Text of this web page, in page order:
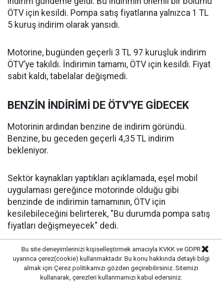
ÖTV için kesildi. Pompa satış fiyatlarına yalnızca 1 TL
5 kuruş indirim olarak yansıdı.
Motorine, bugünden geçerli 3 TL 97 kuruşluk indirim
ÖTV’ye takıldı. İndirimin tamamı, ÖTV için kesildi. Fiyat
sabit kaldı, tabelalar değişmedi.
BENZİN İNDİRİMİ DE ÖTV'YE GİDECEK
Motorinin ardından benzine de indirim göründü.
Benzine, bu geceden geçerli 4,35 TL indirim
bekleniyor.
Sektör kaynakları yaptıkları açıklamada, eşel mobil
uygulaması gereğince motorinde olduğu gibi
benzinde de indirimin tamamının, ÖTV için
kesilebileceğini belirterek, "Bu durumda pompa satış
fiyatları değişmeyecek" dedi.
Kaynaklar, indirimin ne zamana kadar pompa satış
fiyatlarına yansımayacağı sorusuna, "ABD ve İran
savaşı ile akaryakıtta mart ayında eşel mobil
Bu site deneyimlerinizi kişiselleştirmek amacıyla KVKK ve GDPR
uyarınca çerez(cookie) kullanmaktadır. Bu konu hakkında detaylı bilgi
almak için Çerez politikamızı gözden geçirebilirsiniz. Sitemizi
kullanarak, çerezleri kullanmamızı kabul edersiniz.